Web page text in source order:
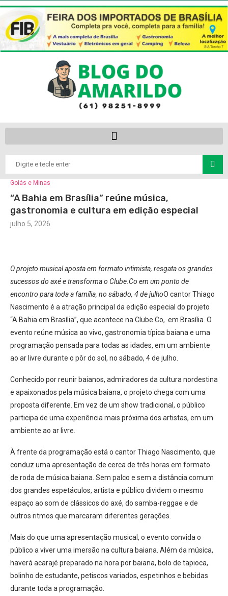
Goiás e Minas
“A Bahia em Brasília” reúne música,
gastronomia e cultura em edição especial
julho 5, 2026
O projeto musical aposta em formato intimista, resgata os grandes
sucessos do axé e transforma o Clube.Co em um ponto de
encontro para toda a família, no sábado, 4 de julhoO cantor Thiago
Nascimento é a atração principal da edição especial do projeto
“A Bahia em Brasília”, que acontece na Clube.Co, em Brasília. O
evento reúne música ao vivo, gastronomia típica baiana e uma
programação pensada para todas as idades, em um ambiente
ao ar livre durante o pôr do sol, no sábado, 4 de julho.
Conhecido por reunir baianos, admiradores da cultura nordestina
e apaixonados pela música baiana, o projeto chega com uma
proposta diferente. Em vez de um show tradicional, o público
participa de uma experiência mais próxima dos artistas, em um
ambiente ao ar livre.
À frente da programação está o cantor Thiago Nascimento, que
conduz uma apresentação de cerca de três horas em formato
de roda de música baiana. Sem palco e sem a distância comum
dos grandes espetáculos, artista e público dividem o mesmo
espaço ao som de clássicos do axé, do samba-reggae e de
outros ritmos que marcaram diferentes gerações.
Mais do que uma apresentação musical, o evento convida o
público a viver uma imersão na cultura baiana. Além da música,
haverá acarajé preparado na hora por baiana, bolo de tapioca,
bolinho de estudante, petiscos variados, espetinhos e bebidas
durante toda a programação.